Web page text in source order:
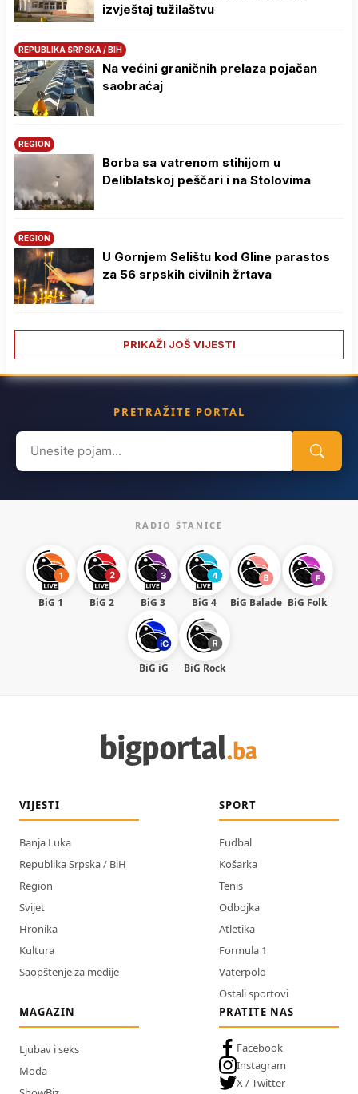
izvještaj tužilaštvu
REPUBLIKA SRPSKA / BIH
Na većini graničnih prelaza pojačan
saobraćaj
REGION
Borba sa vatrenom stihijom u
Deliblatskoj peščari i na Stolovima
REGION
U Gornjem Selištu kod Gline parastos
za 56 srpskih civilnih žrtava
PRIKAŽI JOŠ VIJESTI
PRETRAŽITE PORTAL
Search
for:
RADIO STANICE
BiG 1 BiG 2 BiG 3 BiG 4 BiG Balade BiG Folk
BiG iG BiG Rock
VIJESTI
Banja Luka
Republika Srpska / BiH
Region
Svijet
Hronika
Kultura
Saopštenje za medije
SPORT
Fudbal
Košarka
Tenis
Odbojka
Atletika
Formula 1
Vaterpolo
Ostali sportovi
MAGAZIN
Ljubav i seks
Moda
PRATITE NAS
Facebook
Instagram
X / Twitter